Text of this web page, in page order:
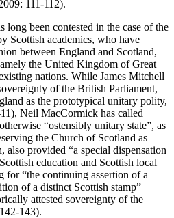
111-112).
long been contested in the case of the
Scottish academics, who have
between England and Scotland,
the United Kingdom of Great
nations. While James Mitchell
of the British Parliament,
as the prototypical unitary polity,
Neil MacCormick has called
“ostensibly unitary state”, as
the Church of Scotland as
also provided “a special dispensation
education and Scottish local
for “the continuing assertion of a
of a distinct Scottish stamp”
attested sovereignty of the
143).